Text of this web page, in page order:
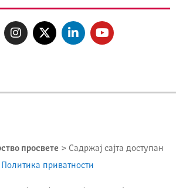
просвете > Садржај сајта доступан
Политика приватности